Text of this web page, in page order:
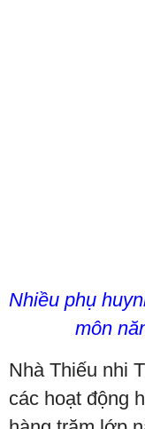
Nhiều phụ
môn
Nhà Thiếu nhi
các hoạt động